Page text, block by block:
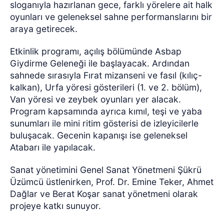
sloganıyla hazırlanan gece, farklı yörelere ait halk
oyunları ve geleneksel sahne performanslarını bir
araya getirecek.
Etkinlik programı, açılış bölümünde Asbap
Giydirme Geleneği ile başlayacak. Ardından
sahnede sırasıyla Fırat mizanseni ve fasıl (kılıç-
kalkan), Urfa yöresi gösterileri (1. ve 2. bölüm),
Van yöresi ve zeybek oyunları yer alacak.
Program kapsamında ayrıca kımıl, teşi ve yaba
sunumları ile mini ritim gösterisi de izleyicilerle
buluşacak. Gecenin kapanışı ise geleneksel
Atabarı ile yapılacak.
Sanat yönetimini Genel Sanat Yönetmeni Şükrü
Üzümcü üstlenirken, Prof. Dr. Emine Teker, Ahmet
Dağlar ve Berat Koşar sanat yönetmeni olarak
projeye katkı sunuyor.